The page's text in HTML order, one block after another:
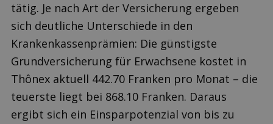
tätig. Je nach Art der Versicherung ergeben
sich deutliche Unterschiede in den
Krankenkassenprämien: Die günstigste
Grundversicherung für Erwachsene kostet in
Thônex aktuell 442.70 Franken pro Monat – die
teuerste liegt bei 868.10 Franken. Daraus
ergibt sich ein Einsparpotenzial von bis zu